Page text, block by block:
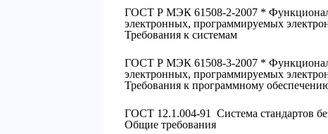
ГОСТ Р МЭК 61508-2-2007 *
электронных, программируемых
Требования к системам
ГОСТ Р МЭК 61508-3-2007 *
электронных, программируемых
Требования к программному
ГОСТ 12.1.004-91 Система стандартов
Общие требования